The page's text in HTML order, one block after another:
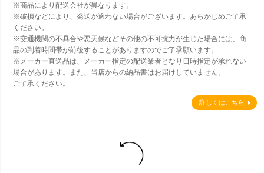
※商品により配送会社が異なります。
※破損などにより、発送が適わない場合がございます。あらかじめご了承
ください。
※交通機関の不具合や悪天候などその他の不可抗力が生じた場合には、商
品の到着時間帯が前後することがありますのでご了承願います。
※メーカー直送品は、メーカー指定の配送業者となり日時指定が承れない
場合があります。また、当店からの納品書はお届けしていません。
ご了承ください。
詳しくはこちら